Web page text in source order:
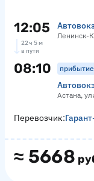
12:05 Ленинск-
22 ч 5 м
в пути
08:10
Астана,
≈ 5668
Перевозчик: